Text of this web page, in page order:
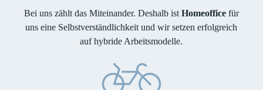
Bei uns zählt das Miteinander. Deshalb ist Homeoffice für
uns eine Selbstverständlichkeit und wir setzen erfolgreich
auf hybride Arbeitsmodelle.